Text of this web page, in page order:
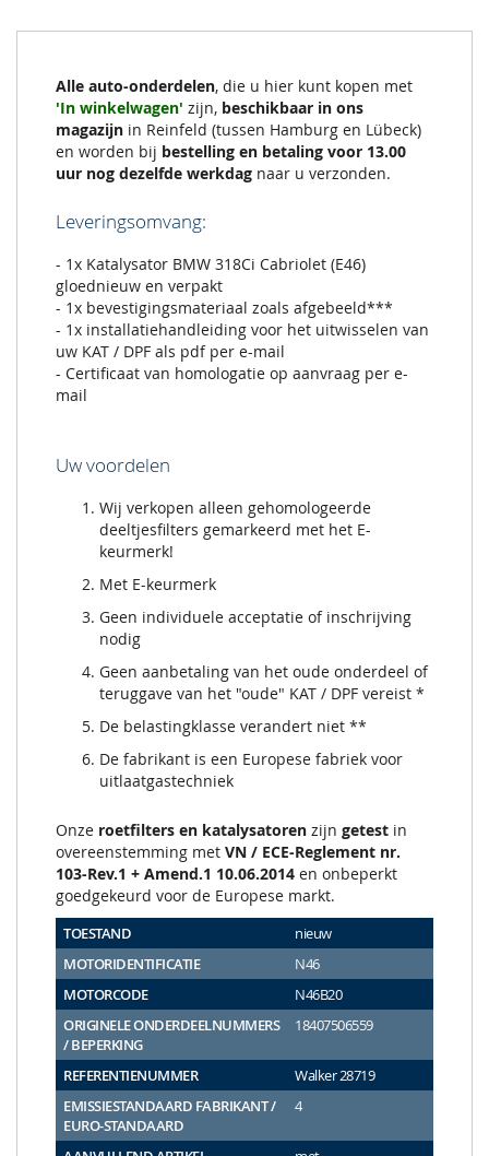
Alle auto-onderdelen, die u hier kunt kopen met
'In winkelwagen' zijn, beschikbaar in ons
magazijn in Reinfeld (tussen Hamburg en Lübeck)
en worden bij bestelling en betaling voor 13.00
uur nog dezelfde werkdag naar u verzonden.
Leveringsomvang:
- 1x Katalysator BMW 318Ci Cabriolet (E46)
gloednieuw en verpakt
- 1x bevestigingsmateriaal zoals afgebeeld***
- 1x installatiehandleiding voor het uitwisselen van
uw KAT / DPF als pdf per e-mail
- Certificaat van homologatie op aanvraag per e-
mail
Uw voordelen
Wij verkopen alleen gehomologeerde
deeltjesfilters gemarkeerd met het E-
keurmerk!
Met E-keurmerk
Geen individuele acceptatie of inschrijving
nodig
Geen aanbetaling van het oude onderdeel of
teruggave van het "oude" KAT / DPF vereist *
De belastingklasse verandert niet **
De fabrikant is een Europese fabriek voor
uitlaatgastechniek
Onze roetfilters en katalysatoren zijn getest in
overeenstemming met VN / ECE-Reglement nr.
103-Rev.1 + Amend.1 10.06.2014 en onbeperkt
goedgekeurd voor de Europese markt.
TOESTAND
nieuw
MOTORIDENTIFICATIE
N46
MOTORCODE
N46B20
ORIGINELE ONDERDEELNUMMERS
/ BEPERKING
18407506559
REFERENTIENUMMER
Walker 28719
EMISSIESTANDAARD FABRIKANT /
EURO-STANDAARD
4